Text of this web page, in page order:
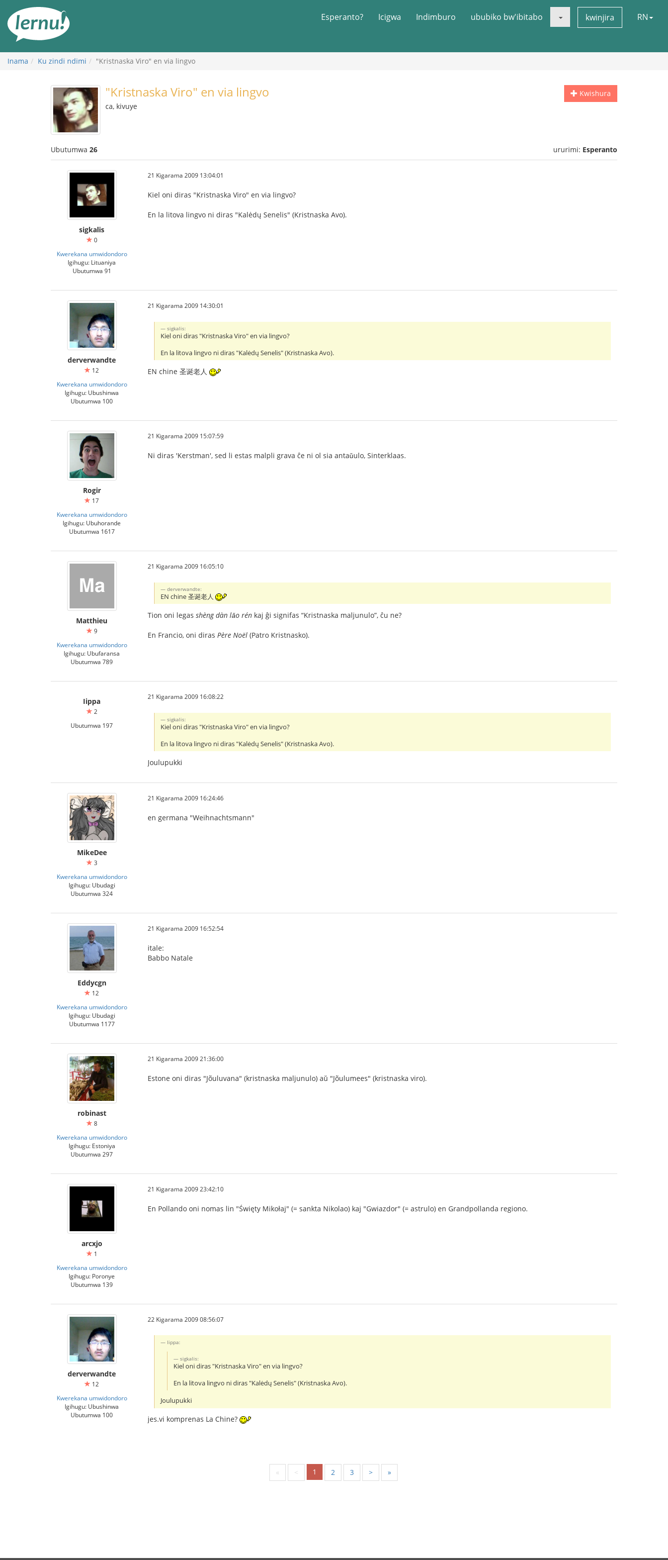
rupapuro
rw'ibirimwo
Esperanto? Icigwa Indimburo ububiko bw'ibitabo kwinjira RN
Inama Ku zindi ndimi "Kristnaska Viro" en via lingvo
Kwishura
"Kristnaska Viro" en via lingvo
ca, kivuye
Ubutumwa 26 ururimi: Esperanto
sigkalis
0
Kwerekana umwidondoro
Igihugu: Lituaniya
Ubutumwa 91
21 Kigarama 2009 13:04:01
Kiel oni diras "Kristnaska Viro" en via lingvo?
En la litova lingvo ni diras "Kalėdų Senelis" (Kristnaska Avo).
derverwandte
12
Kwerekana umwidondoro
Igihugu: Ubushinwa
Ubutumwa 100
21 Kigarama 2009 14:30:01
sigkalis:
Kiel oni diras "Kristnaska Viro" en via lingvo?
En la litova lingvo ni diras "Kalėdų Senelis" (Kristnaska Avo).
EN chine 圣诞老人
Rogir
17
Kwerekana umwidondoro
Igihugu: Ubuhorande
Ubutumwa 1617
21 Kigarama 2009 15:07:59
Ni diras 'Kerstman', sed li estas malpli grava ĉe ni ol sia antaǔulo, Sinterklaas.
Matthieu
9
Kwerekana umwidondoro
Igihugu: Ubufaransa
Ubutumwa 789
21 Kigarama 2009 16:05:10
derverwandte:
EN chine 圣诞老人
Tion oni legas shèng dàn lǎo rén kaj ĝi signifas “Kristnaska maljunulo”, ĉu ne?
En Francio, oni diras Père Noël (Patro Kristnasko).
Iippa
2
Ubutumwa 197
21 Kigarama 2009 16:08:22
sigkalis:
Kiel oni diras "Kristnaska Viro" en via lingvo?
En la litova lingvo ni diras "Kalėdų Senelis" (Kristnaska Avo).
Joulupukki
MikeDee
3
Kwerekana umwidondoro
Igihugu: Ubudagi
Ubutumwa 324
21 Kigarama 2009 16:24:46
en germana "Weihnachtsmann"
Eddycgn
12
Kwerekana umwidondoro
Igihugu: Ubudagi
Ubutumwa 1177
21 Kigarama 2009 16:52:54
itale:
Babbo Natale
robinast
8
Kwerekana umwidondoro
Igihugu: Estoniya
Ubutumwa 297
21 Kigarama 2009 21:36:00
Estone oni diras "Jõuluvana" (kristnaska maljunulo) aŭ "Jõulumees" (kristnaska viro).
arcxjo
1
Kwerekana umwidondoro
Igihugu: Poronye
Ubutumwa 139
21 Kigarama 2009 23:42:10
En Pollando oni nomas lin "Święty Mikołaj" (= sankta Nikolao) kaj "Gwiazdor" (= astrulo) en Grandpollanda regiono.
derverwandte
12
Kwerekana umwidondoro
Igihugu: Ubushinwa
Ubutumwa 100
22 Kigarama 2009 08:56:07
Iippa:
sigkalis:
Kiel oni diras "Kristnaska Viro" en via lingvo?
En la litova lingvo ni diras "Kalėdų Senelis" (Kristnaska Avo).
Joulupukki
jes.vi komprenas La Chine?
« < 1 2 3 > »